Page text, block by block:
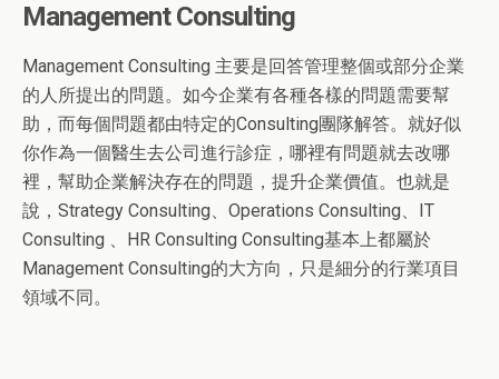
Management Consulting
Management Consulting 主要是回答管理整個或部分企業
的人所提出的問題。如今企業有各種各樣的問題需要幫
助，而每個問題都由特定的Consulting團隊解答。就好似
你作為一個醫生去公司進行診症，哪裡有問題就去改哪
裡，幫助企業解決存在的問題，提升企業價值。也就是
說，Strategy Consulting、Operations Consulting、IT
Consulting 、HR Consulting Consulting基本上都屬於
Management Consulting的大方向，只是細分的行業項目
領域不同。